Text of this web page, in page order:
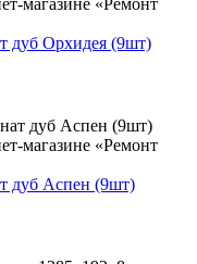
дуб Орхидея (9шт)
дуб Аспен (9шт)